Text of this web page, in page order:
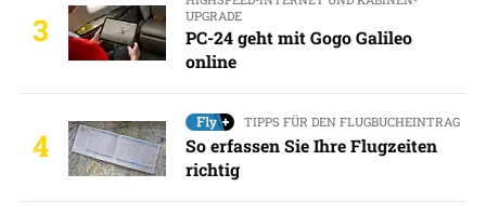
3
UPGRADE
PC-24 geht mit Gogo Galileo
online
4
TIPPS FÜR DEN FLUGBUCHEINTRAG
So erfassen Sie Ihre Flugzeiten
richtig